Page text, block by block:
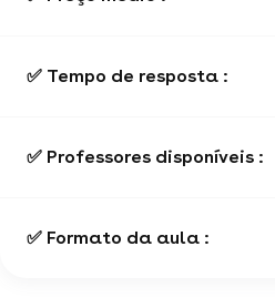
✅ Tempo de resposta :
✅ Professores disponíveis :
✅ Formato da aula :